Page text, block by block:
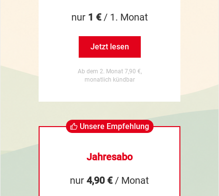
nur 1 €/ 1. Monat
Jetzt lesen
Ab dem 2. Monat 7,90 €,
monatlich kündbar
Unsere Empfehlung
Jahresabo
nur 4,90 €/ Monat